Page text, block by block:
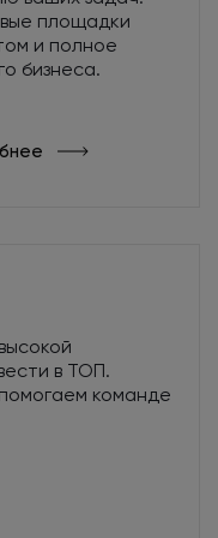
творческой
Контролирует
дизайна.
площадки
и полное
бизнеса.
в ТОП.
команде